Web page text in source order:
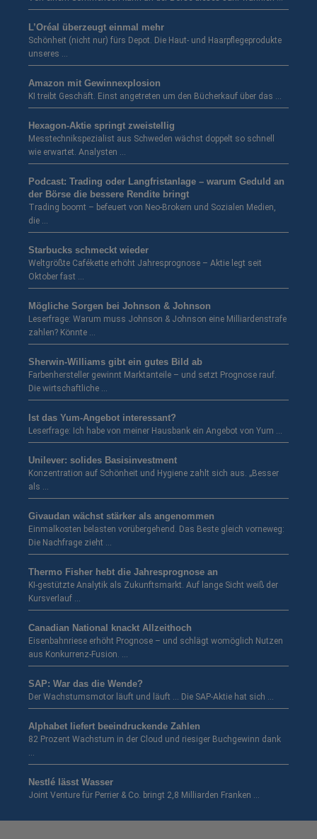
L’Oréal überzeugt einmal mehr
Schönheit (nicht nur) fürs Depot. Die Haut- und Haarpflegeprodukte
unseres …
Amazon mit Gewinnexplosion
KI treibt Geschäft. Einst angetreten um den Bücherkauf über das …
Hexagon-Aktie springt zweistellig
Messtechnikspezialist aus Schweden wächst doppelt so schnell
wie erwartet. Analysten …
Podcast: Trading oder Langfristanlage – warum Geduld an
der Börse die bessere Rendite bringt
Trading boomt – befeuert von Neo-Brokern und Sozialen Medien,
die …
Starbucks schmeckt wieder
Weltgrößte Cafékette erhöht Jahresprognose – Aktie legt seit
Oktober fast …
Mögliche Sorgen bei Johnson & Johnson
Leserfrage: Warum muss Johnson & Johnson eine Milliardenstrafe
zahlen? Könnte …
Sherwin-Williams gibt ein gutes Bild ab
Farbenhersteller gewinnt Marktanteile – und setzt Prognose rauf.
Die wirtschaftliche …
Ist das Yum-Angebot interessant?
Leserfrage: Ich habe von meiner Hausbank ein Angebot von Yum …
Unilever: solides Basisinvestment
Konzentration auf Schönheit und Hygiene zahlt sich aus. „Besser
als …
Givaudan wächst stärker als angenommen
Einmalkosten belasten vorübergehend. Das Beste gleich vorneweg:
Die Nachfrage zieht …
Thermo Fisher hebt die Jahresprognose an
KI-gestützte Analytik als Zukunftsmarkt. Auf lange Sicht weiß der
Kursverlauf …
Canadian National knackt Allzeithoch
Eisenbahnriese erhöht Prognose – und schlägt womöglich Nutzen
aus Konkurrenz-Fusion. …
SAP: War das die Wende?
Der Wachstumsmotor läuft und läuft … Die SAP-Aktie hat sich …
Alphabet liefert beeindruckende Zahlen
82 Prozent Wachstum in der Cloud und riesiger Buchgewinn dank
…
Nestlé lässt Wasser
Joint Venture für Perrier & Co. bringt 2,8 Milliarden Franken …